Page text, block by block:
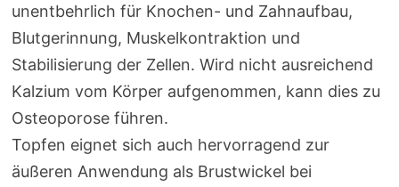
unentbehrlich für Knochen- und Zahnaufbau,
Blutgerinnung, Muskelkontraktion und
Stabilisierung der Zellen. Wird nicht ausreichend
Kalzium vom Körper aufgenommen, kann dies zu
Osteoporose führen.
Topfen eignet sich auch hervorragend zur
äußeren Anwendung als Brustwickel bei